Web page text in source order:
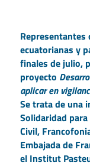
ecuatorianas y
finales de julio,
proyecto
aplicar en
Se trata de una
Solidaridad
Civil,
Embajada de
el Institut